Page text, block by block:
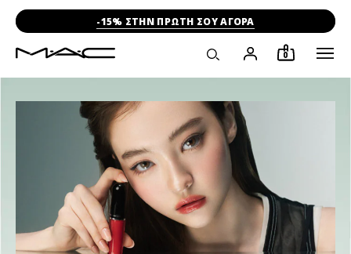
-15% ΣΤΗΝ ΠΡΩΤΗ ΣΟΥ ΑΓΟΡΑ
0